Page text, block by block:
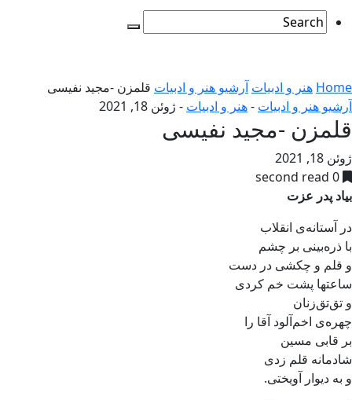
Home هنر و ادبیات آرشیو هنر و ادبیات قلمزن -مجید نفیسی
آرشیو هنر و ادبیات -هنر و ادبیات - ژوئن 18, 2021
قلمزن -مجید نفیسی
ژوئن 18, 2021
0 second read
بیاد پدر عزت
در آستانه‌ی انقلاب
با ذره‌بینی بر چشم
و قلم و چکشی در دست
ساعتها پشت خم کردی
و تق‌تق‌زنان
چهره‌ی اخم‌آلود آقا را
بر قابی مسین
شادمانه قلم زدی
و به دیوار آویختی.